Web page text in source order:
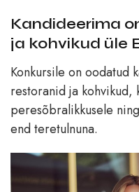
Kandideerima
ja kohvikud üle
Konkursile on oodatud
restoranid ja kohvikud,
peresõbralikkusele
end teretulnuna.